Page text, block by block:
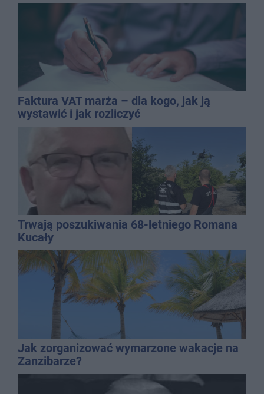
Faktura VAT marża – dla kogo, jak ją
wystawić i jak rozliczyć
Trwają poszukiwania 68-letniego Romana
Kucały
Jak zorganizować wymarzone wakacje na
Zanzibarze?